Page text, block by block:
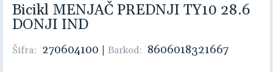
Bicikl MENJAČ PREDNJI TY10 28.6
DONJI IND
Šifra: 270604100 | Barkod: 8606018321667